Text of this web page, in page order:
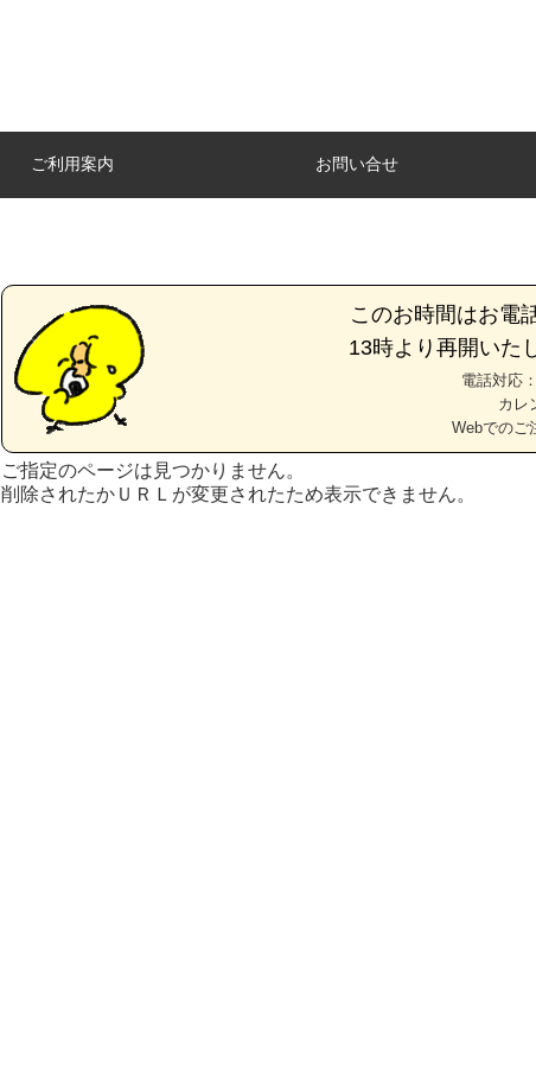
ご利用案内 お問い合せ
このお時間はお電
13時より再開いた
電話対応
カレ
Webでのご
ご指定のページは見つかりません。
削除されたかＵＲＬが変更されたため表示できません。